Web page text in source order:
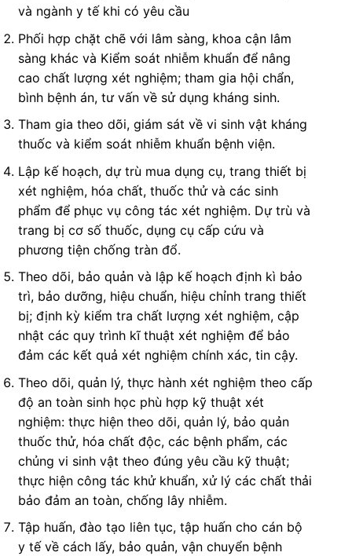
và ngành y tế khi có yêu cầu
Phối hợp chặt chẽ với lâm sàng, khoa cận lâm
sàng khác và Kiểm soát nhiễm khuẩn để nâng
cao chất lượng xét nghiệm; tham gia hội chẩn,
bình bệnh án, tư vấn về sử dụng kháng sinh.
Tham gia theo dõi, giám sát về vi sinh vật kháng
thuốc và kiểm soát nhiễm khuẩn bệnh viện.
Lập kế hoạch, dự trù mua dụng cụ, trang thiết bị
xét nghiệm, hóa chất, thuốc thử và các sinh
phẩm để phục vụ công tác xét nghiệm. Dự trù và
trang bị cơ số thuốc, dụng cụ cấp cứu và
phương tiện chống tràn đổ.
Theo dõi, bảo quản và lập kế hoạch định kì bảo
trì, bảo dưỡng, hiệu chuẩn, hiệu chỉnh trang thiết
bị; định kỳ kiểm tra chất lượng xét nghiệm, cập
nhật các quy trình kĩ thuật xét nghiệm để bảo
đảm các kết quả xét nghiệm chính xác, tin cậy.
Theo dõi, quản lý, thực hành xét nghiệm theo cấp
độ an toàn sinh học phù hợp kỹ thuật xét
nghiệm: thực hiện theo dõi, quản lý, bảo quản
thuốc thử, hóa chất độc, các bệnh phẩm, các
chủng vi sinh vật theo đúng yêu cầu kỹ thuật;
thực hiện công tác khử khuẩn, xử lý các chất thải
bảo đảm an toàn, chống lây nhiễm.
Tập huấn, đào tạo liên tục, tập huấn cho cán bộ
y tế về cách lấy, bảo quản, vận chuyển bệnh